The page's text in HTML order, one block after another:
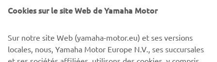
commande sans fil, flottant et rechargeable, est conçu
système Helm Master EX mis à jour avec la dernière
version du logiciel.
Cookies sur le site Web de Yamaha Motor
Sur notre site Web (yamaha-motor.eu) et ses versions
locales, nous, Yamaha Motor Europe N.V., ses succursales
et ses sociétés affiliées, utilisons des cookies, y compris